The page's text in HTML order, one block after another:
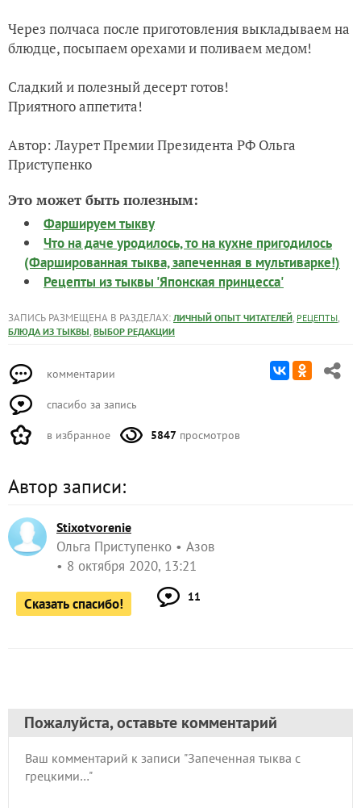
Через полчаса после приготовления выкладываем на
блюдце, посыпаем орехами и поливаем медом!
Сладкий и полезный десерт готов!
Приятного аппетита!
Автор: Лаурет Премии Президента РФ Ольга
Приступенко
Это может быть полезным:
Фаршируем тыкву
Что на даче уродилось, то на кухне пригодилось
(Фаршированная тыква, запеченная в мультиварке!)
Рецепты из тыквы 'Японская принцесса'
ЗАПИСЬ РАЗМЕЩЕНА В РАЗДЕЛАХ: ЛИЧНЫЙ ОПЫТ ЧИТАТЕЛЕЙ, РЕЦЕПТЫ,
БЛЮДА ИЗ ТЫКВЫ, ВЫБОР РЕДАКЦИИ
комментарии
спасибо за запись
в избранное 5847 просмотров
Автор записи:
Stixotvorenie
Ольга Приступенко
Азов
8 октября 2020, 13:21
Сказать спасибо! 11
Пожалуйста, оставьте комментарий